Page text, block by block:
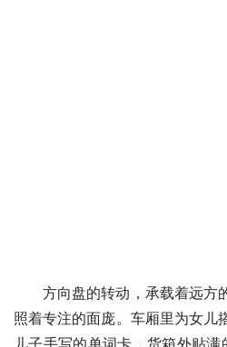
方向盘的转动，承载着远方
照着专注的面庞。车厢里为女儿